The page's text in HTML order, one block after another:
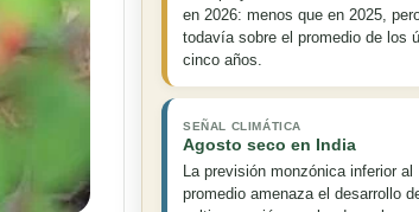
en 2026: menos que en 2025,
todavía sobre el promedio de los
cinco años.
SEÑAL CLIMÁTICA
Agosto seco en India
La previsión monzónica inferior al
promedio amenaza el desarrollo